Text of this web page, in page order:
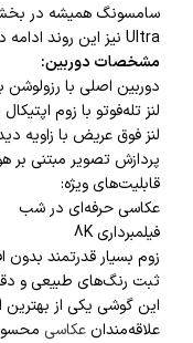
Ultra نیز این روند ادامه دارد.
مشخصات دوربین:
دوربین اصلی با رزولوشن
لنز تله‌فوتو با زوم
لنز فوق عریض با زاویه
پردازش تصویر مبتنی
قابلیت‌های ویژه:
عکاسی حرفه‌ای در شب
فیلمبرداری 8K
زوم بسیار قدرتمند
ثبت رنگ‌های طبیعی و
این گوشی یکی از بهترین
علاقه‌مندانعکاسی